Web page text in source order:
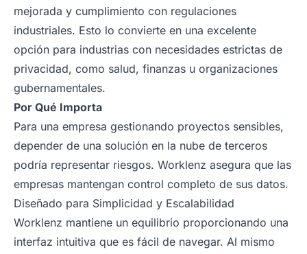
mejorada y cumplimiento con regulaciones
industriales. Esto lo convierte en una excelente
opción para industrias con necesidades estrictas de
privacidad, como salud, finanzas u organizaciones
gubernamentales.
Por Qué Importa
Para una empresa gestionando proyectos sensibles,
depender de una solución en la nube de terceros
podría representar riesgos. Worklenz asegura que las
empresas mantengan control completo de sus datos.
Diseñado para Simplicidad y Escalabilidad
Worklenz mantiene un equilibrio proporcionando una
interfaz intuitiva que es fácil de navegar. Al mismo